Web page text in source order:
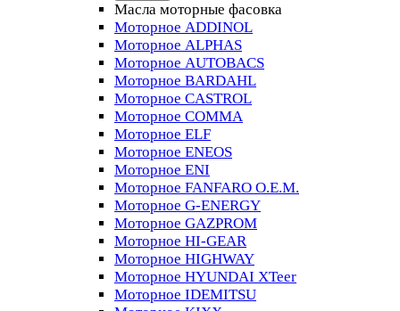
Масла моторные фасовка
Моторное ADDINOL
Моторное ALPHAS
Моторное AUTOBACS
Моторное BARDAHL
Моторное CASTROL
Моторное COMMA
Моторное ELF
Моторное ENEOS
Моторное ENI
Моторное FANFARO O.E.M.
Моторное G-ENERGY
Моторное GAZPROM
Моторное HI-GEAR
Моторное HIGHWAY
Моторное HYUNDAI XTeer
Моторное IDEMITSU